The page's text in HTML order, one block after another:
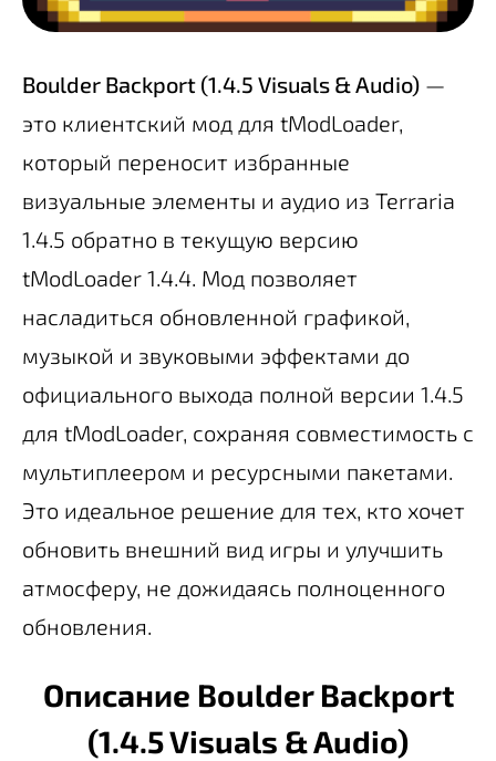
Boulder Backport (1.4.5 Visuals & Audio) —
это клиентский мод для tModLoader,
который переносит избранные
визуальные элементы и аудио из Terraria
1.4.5 обратно в текущую версию
tModLoader 1.4.4. Мод позволяет
насладиться обновленной графикой,
музыкой и звуковыми эффектами до
официального выхода полной версии 1.4.5
для tModLoader, сохраняя совместимость с
мультиплеером и ресурсными пакетами.
Это идеальное решение для тех, кто хочет
обновить внешний вид игры и улучшить
атмосферу, не дожидаясь полноценного
обновления.
Описание Boulder Backport
(1.4.5 Visuals & Audio)